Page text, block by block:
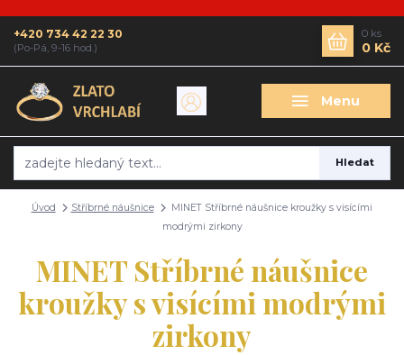
Menu
Hledat
+420 734 42 22 30
(Po-Pá, 9-16 hod.)
0 ks
0 Kč
Úvod Stříbrné náušnice
MINET Stříbrné náušnice kroužky s visícími
modrými zirkony
MINET Stříbrné náušnice
kroužky s visícími modrými
zirkony